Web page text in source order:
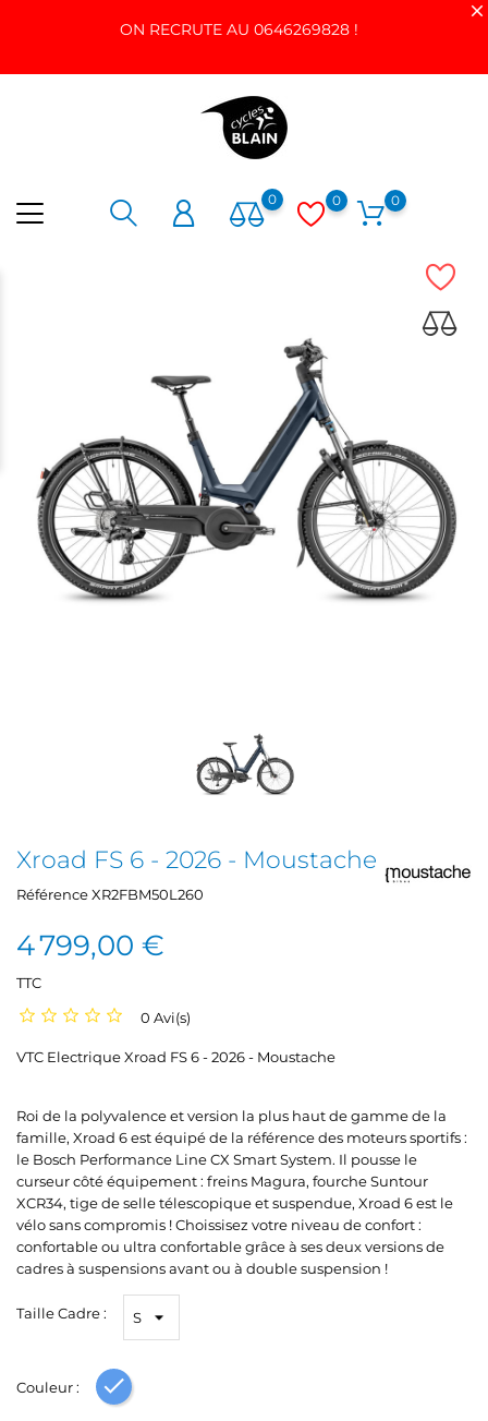
ON RECRUTE AU 0646269828 !
0 0 0
Xroad FS 6 - 2026 - Moustache
RéférenceXR2FBM50L260
4 799,00 €
TTC
0 Avi(s)
VTC Electrique Xroad FS 6 - 2026 - Moustache
Roi de la polyvalence et version la plus haut de gamme de la
famille, Xroad 6 est équipé de la référence des moteurs sportifs :
le Bosch Performance Line CX Smart System. Il pousse le
curseur côté équipement : freins Magura, fourche Suntour
XCR34, tige de selle télescopique et suspendue, Xroad 6 est le
vélo sans compromis ! Choissisez votre niveau de confort :
confortable ou ultra confortable grâce à ses deux versions de
cadres à suspensions avant ou à double suspension !
Taille Cadre :
Couleur : Bleu